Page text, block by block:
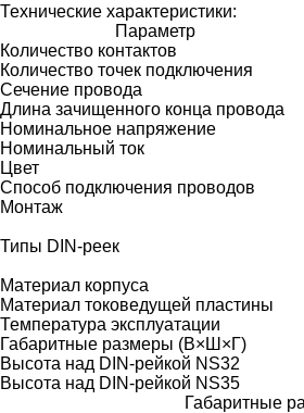
Технические характеристики:
Параметр
Количество контактов
Количество точек подключения
Сечение провода
Длина зачищенного конца провода
Номинальное напряжение
Номинальный ток
Цвет
Способ подключения проводов
Монтаж
Типы DIN-реек
Материал корпуса
Материал токоведущей пластины
Температура эксплуатации
Габаритные размеры (В×Ш×Г)
Высота над DIN-рейкой NS32
Высота над DIN-рейкой NS35
Габаритные